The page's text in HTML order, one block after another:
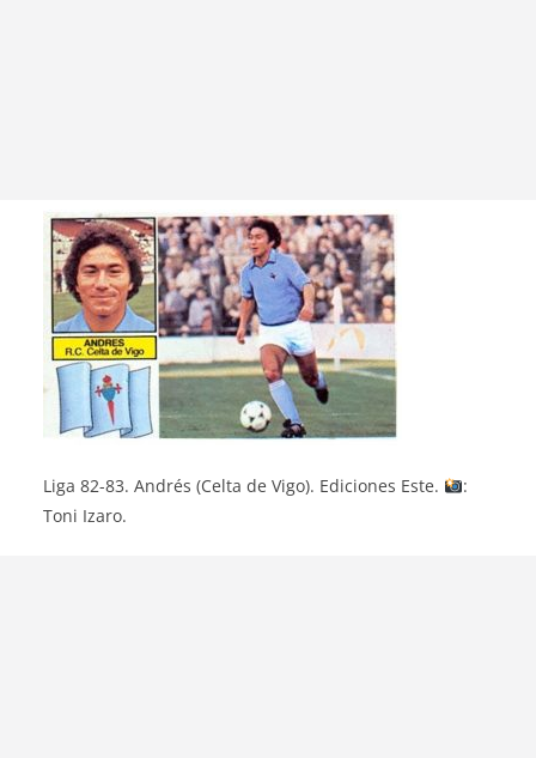
Liga 82-83. Andrés (Celta de Vigo). Ediciones Este.
:
Toni Izaro.